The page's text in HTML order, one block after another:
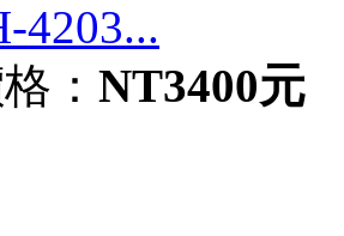
4203...
： NT3400元